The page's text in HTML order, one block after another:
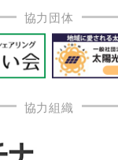
協力団体
協力組織